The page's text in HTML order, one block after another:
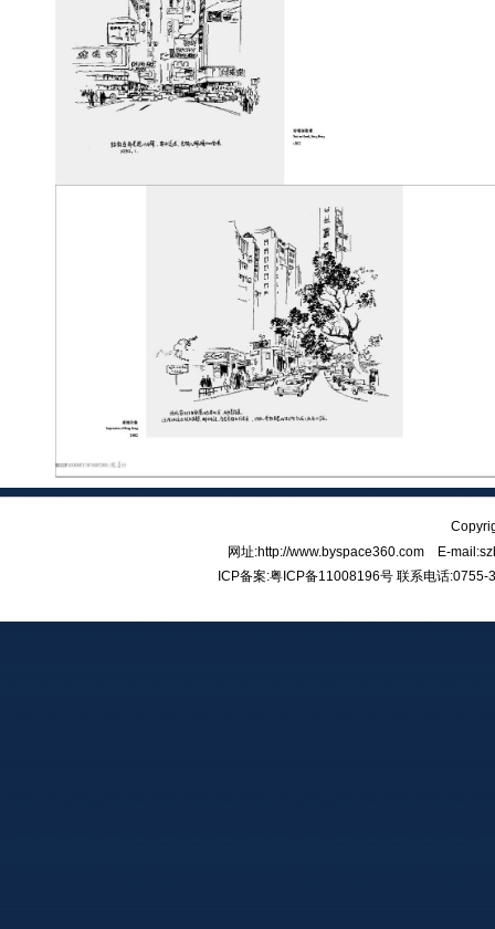
网址:http://www.byspace360.com E-
ICP备案:粤ICP备11008196号 联系电话